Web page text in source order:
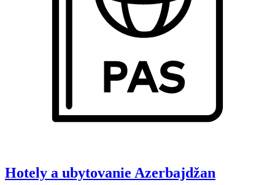
Hotely a ubytovanie Azerbajdžan